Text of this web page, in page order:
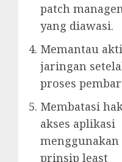
patch
yang diawasi.
Memantau
jaringan
proses
Membatasi
akses aplikasi
menggunakan
prinsip least